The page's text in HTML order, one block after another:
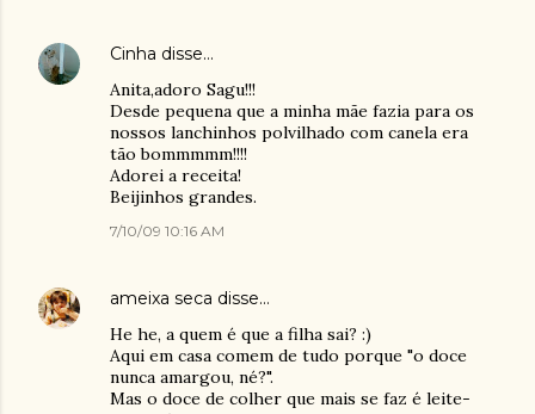
Cinha disse…
Anita,adoro Sagu!!!
Desde pequena que a minha mãe fazia para os
nossos lanchinhos polvilhado com canela era
tão bommmmm!!!!
Adorei a receita!
Beijinhos grandes.
7/10/09 10:16 AM
ameixa seca disse…
He he, a quem é que a filha sai? :)
Aqui em casa comem de tudo porque "o doce
nunca amargou, né?".
Mas o doce de colher que mais se faz é leite-